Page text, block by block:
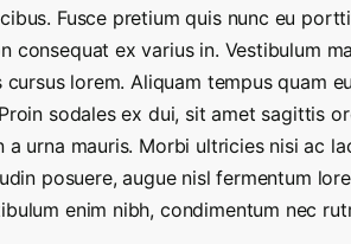
Fusce pretium quis nunc eu
consequat ex varius in. Vestibulum
lorem. Aliquam tempus quam
sodales ex dui, sit amet sagittis
a urna mauris. Morbi ultricies nisi ac
posuere, augue nisl fermentum
enim nibh, condimentum nec